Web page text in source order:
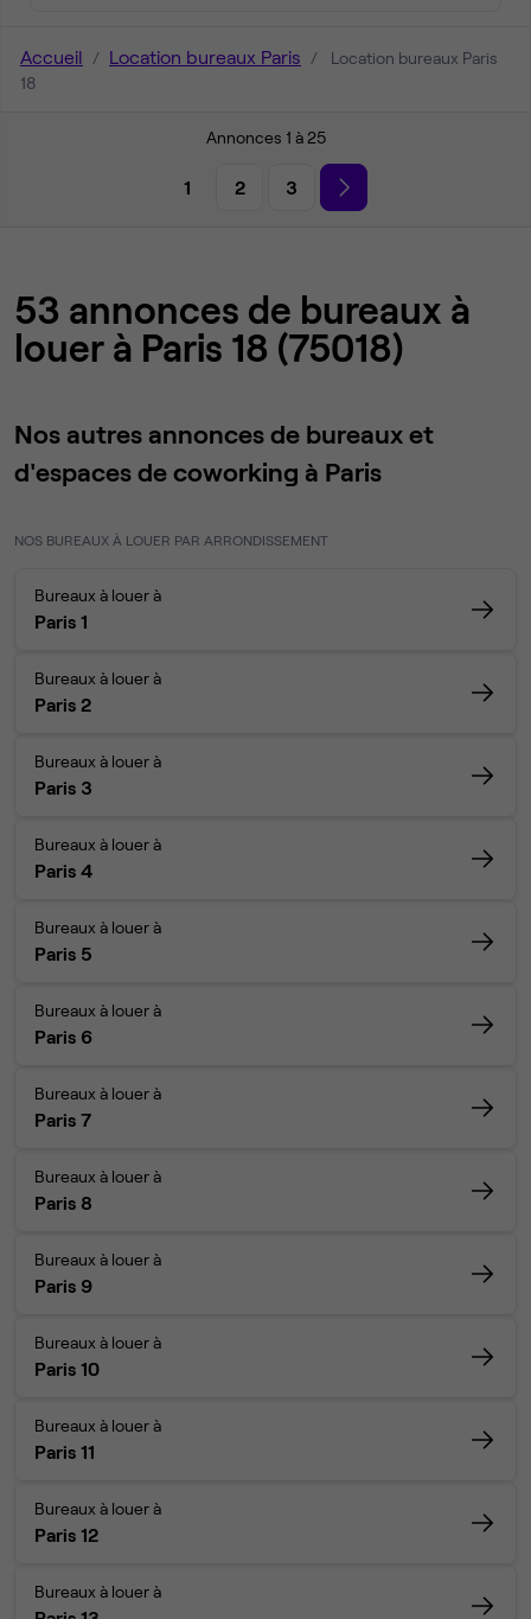
Accueil Location bureaux Paris
Location bureaux Paris
18
Annonces 1 à 25
1 2 3
53 annonces de bureaux à
louer à Paris 18 (75018)
Nos autres annonces de bureaux et
d'espaces de coworking à Paris
NOS BUREAUX À LOUER PAR ARRONDISSEMENT
Bureaux à louer à
Paris 1
Bureaux à louer à
Paris 2
Bureaux à louer à
Paris 3
Bureaux à louer à
Paris 4
Bureaux à louer à
Paris 5
Bureaux à louer à
Paris 6
Bureaux à louer à
Paris 7
Bureaux à louer à
Paris 8
Bureaux à louer à
Paris 9
Bureaux à louer à
Paris 10
Bureaux à louer à
Paris 11
Bureaux à louer à
Paris 12
Bureaux à louer à